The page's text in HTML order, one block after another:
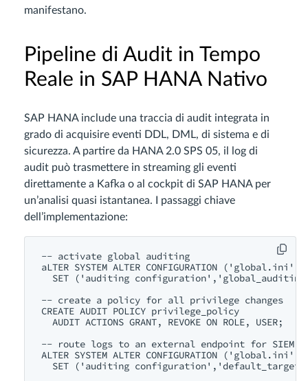
manifestano.
Pipeline di Audit in Tempo
Reale in SAP HANA Nativo
SAP HANA include una traccia di audit integrata in
grado di acquisire eventi DDL, DML, di sistema e di
sicurezza. A partire da HANA 2.0 SPS 05, il log di
audit può trasmettere in streaming gli eventi
direttamente a Kafka o al cockpit di SAP HANA per
un’analisi quasi istantanea. I passaggi chiave
dell’implementazione:
-- activate global auditing
aLTER SYSTEM ALTER CONFIGURATION
SET ('auditing
-- create a policy for all privilege changes
CREATE AUDIT POLICY privilege_policy
  AUDIT ACTIONS GRANT, REVOKE ON ROLE, USER;
-- route logs to an external endpoint for SIEM
ALTER SYSTEM ALTER CONFIGURATION